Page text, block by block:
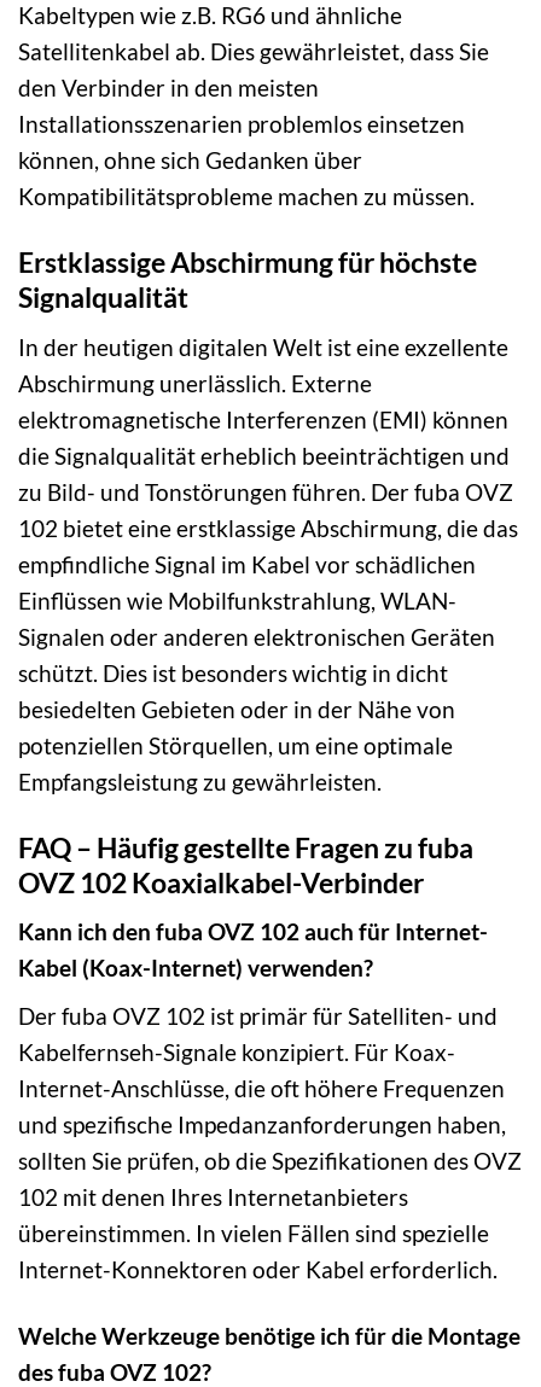
Kabeltypen wie z.B. RG6 und ähnliche
Satellitenkabel ab. Dies gewährleistet, dass Sie
den Verbinder in den meisten
Installationsszenarien problemlos einsetzen
können, ohne sich Gedanken über
Kompatibilitätsprobleme machen zu müssen.
Erstklassige Abschirmung für höchste
Signalqualität
In der heutigen digitalen Welt ist eine exzellente
Abschirmung unerlässlich. Externe
elektromagnetische Interferenzen (EMI) können
die Signalqualität erheblich beeinträchtigen und
zu Bild- und Tonstörungen führen. Der fuba OVZ
102 bietet eine erstklassige Abschirmung, die das
empfindliche Signal im Kabel vor schädlichen
Einflüssen wie Mobilfunkstrahlung, WLAN-
Signalen oder anderen elektronischen Geräten
schützt. Dies ist besonders wichtig in dicht
besiedelten Gebieten oder in der Nähe von
potenziellen Störquellen, um eine optimale
Empfangsleistung zu gewährleisten.
FAQ – Häufig gestellte Fragen zu fuba
OVZ 102 Koaxialkabel-Verbinder
Kann ich den fuba OVZ 102 auch für Internet-
Kabel (Koax-Internet) verwenden?
Der fuba OVZ 102 ist primär für Satelliten- und
Kabelfernseh-Signale konzipiert. Für Koax-
Internet-Anschlüsse, die oft höhere Frequenzen
und spezifische Impedanzanforderungen haben,
sollten Sie prüfen, ob die Spezifikationen des OVZ
102 mit denen Ihres Internetanbieters
übereinstimmen. In vielen Fällen sind spezielle
Internet-Konnektoren oder Kabel erforderlich.
Welche Werkzeuge benötige ich für die Montage
des fuba OVZ 102?